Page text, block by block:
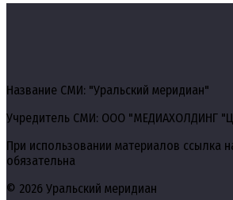
Название СМИ: "Уральский меридиан"
Учредитель СМИ: ООО "МЕДИАХОЛДИНГ
При использовании материалов ссылка
обязательна
© 2026 Уральский меридиан